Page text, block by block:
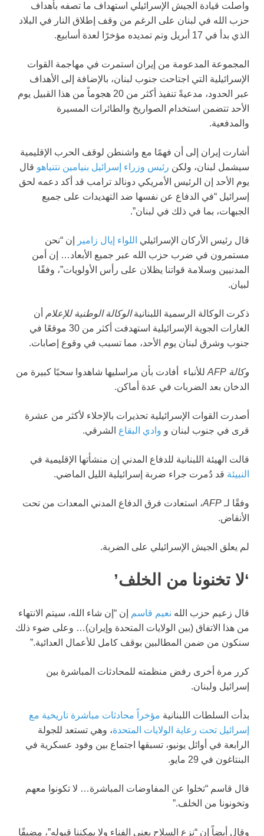
واصلت قيادة الجيش الإسرائيلي استهداف ما تصفه بأهداف
حزب الله في لبنان على الرغم من وقف إطلاق النار في البلاد
الذي بدأ في 17 أبريل وتم تمديده مؤخرًا لعدة أسابيع.
المجموعة المدعومة من إيران استمرت في مهاجمة القوات
الإسرائيلية التي اجتاحت جنوب لبنان، بالإضافة إلى الأهداف
عبر الحدود، مدعيةً تنفيذ أكثر من 20 هجوماً من هذا القبيل يوم
الأحد تتضمن استخدام الصواريخ والطائرات المسيرة
والمدفعية.
أشارت إيران إلى أن فهمًا مع واشنطن لوقف الحرب الإقليمية
سيشمل لبنان، ولكن رئيس وزراء إسرائيل بنيامين نتنياهو قال
يوم الأحد إن الرئيس الأمريكي دونالد ترامب قد أكد دعمه لحق
إسرائيل “في الدفاع عن نفسها ضد التهديدات على جميع
الجبهات، بما في ذلك في لبنان”.
قال رئيس الأركان الإسرائيلي اللواء إيال زامير
إن “نحن
مستمرون في ضرب حزب الله عبر جميع الأبعاد… إن أمن
المدنيين وسلامة قواتنا يظلان على رأس الأولويات”، وفقًا
لبيان.
ذكرت الوكالة الرسمية اللبنانيةالوكالة الوطنية للإعلام أن
الغارات الجوية الإسرائيلية استهدفت أكثر من 30 موقعًا في
جنوب وشرق لبنان يوم الأحد، مما تسبب في وقوع إصابات.
وكالة AFP للأنباء
أفادت بأن مراسليها شاهدوا سحبًا كبيرة من
الدخان بعد الضربات في عدة أماكن.
أصدرت القوات الإسرائيلية تحذيرات بالإخلاء لأكثر من عشرة
قرى في جنوب لبنان و وادي البقاع الشرقي.
قالت الهيئة اللبنانية للدفاع المدني إن منشأتها الإقليمية في
النبيئة قد دُمرت جراء ضربة إسرائيلية الليل الماضي.
وفقًا لـ AFP، استعادت فرق الدفاع المدني المعدات من تحت
الأنقاض.
لم يعلق الجيش الإسرائيلي على الضربة.
‘لا تخنونا من الخلف’
قال زعيم حزب الله نعيم قاسم
إن “إن شاء الله، سيتم الانتهاء
من هذا الاتفاق (بين الولايات المتحدة وإيران)… وعلى ضوء ذلك
سنكون من ضمن المطالبين بوقف كامل للأعمال العدائية.”
كرر مرة أخرى رفض منظمته للمحادثات المباشرة بين
إسرائيل ولبنان.
بدأت السلطات اللبنانية مؤخراً محادثات مباشرة تاريخية مع
إسرائيل تحت رعاية الولايات المتحدة، وهي تستعد للجولة
الرابعة في أوائل يونيو، تسبقها اجتماع بين وفود عسكرية في
البنتاغون في 29 مايو.
قال قاسم “تخلوا عن المفاوضات المباشرة… لا تكونوا معهم
وتخونونا من الخلف.”
وقال أيضاً إن “نزع السلاح يعني الفناء ولا يمكننا قبوله”، مضيفًا